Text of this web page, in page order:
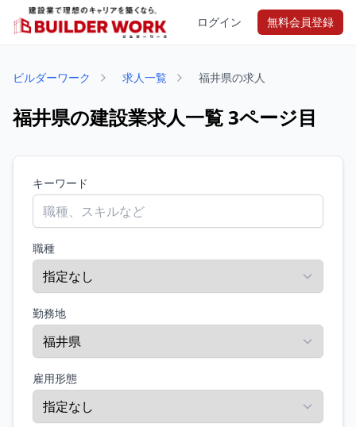
ログイン 無料会員登録
ビルダーワーク 求人一覧 福井県の求人
福井県の建設業求人一覧 3ページ目
キーワード
職種
勤務地
雇用形態